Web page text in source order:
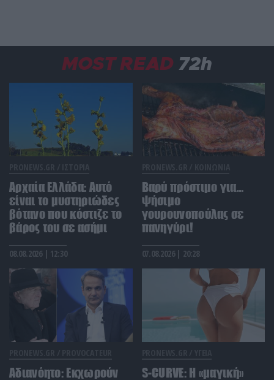
ΚΟΙΝΩΝΙΑ 11:19
Ηράκλειο: Συνελήφθη 23χρονος μετά από
καταγγελία πρώην συντρόφου του για
τοποθέτηση GPS στο αυτοκίνητό της
ΚΑΤΟΙΚΙΔΙΑ 11:11
Πώς οι γάτες βρίσκουν πάντα τον δρόμο για το
ΚΙΝΗΜΑΤΟΓΡΑΦΟΣ 11:10
Η «Οδύσσεια» του Κ.Νόλαν κατέγραψε δύο
ιστορικά ρεκόρ λίγο μόλις καιρό μετά την
ΕΝΟΠΛΕΣ ΣΥΓΚΡΟΥΣΕΙΣ 11:04
Οι ιρανικές δυνάμεις κατέρριψαν drone της
Σαουδικής Αραβίας κοντά στα Στενά του Ορμούζ:
Δείτε βίντεο (upd)
ΚΟΣΜΟΣ 11:00
ρωσικής κοινωνίας που ΗΠΑ και χώρες της ΕΕ
MOST READ 72h
Αρχαία Ελλάδα: Αυτό
είναι το μυστηριώδες
βότανο που κόστιζε το
βάρος του σε ασήμι
08.08.2026 | 12:30
Βαρύ πρόστιμο για…
ψήσιμο
γουρουνοπούλας σε
πανηγύρι!
07.08.2026 | 20:28
Αδιανόητο: Εκχωρούν
S-CURVE: Η «μαγική»